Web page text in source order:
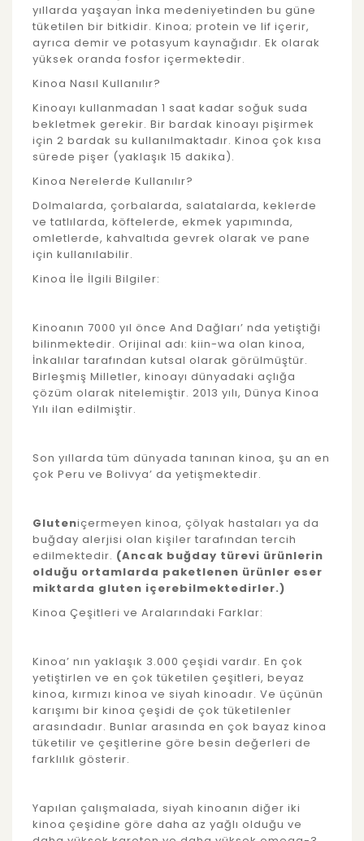
yıllarda yaşayan İnka medeniyetinden bu güne
tüketilen bir bitkidir. Kinoa; protein ve lif içerir,
ayrıca demir ve potasyum kaynağıdır. Ek olarak
yüksek oranda fosfor içermektedir.
Kinoa Nasıl Kullanılır?
Kinoayı kullanmadan 1 saat kadar soğuk suda
bekletmek gerekir. Bir bardak kinoayı pişirmek
için 2 bardak su kullanılmaktadır. Kinoa çok kısa
sürede pişer (yaklaşık 15 dakika).
Kinoa Nerelerde Kullanılır?
Dolmalarda, çorbalarda, salatalarda, keklerde
ve tatlılarda, köftelerde, ekmek yapımında,
omletlerde, kahvaltıda gevrek olarak ve pane
için kullanılabilir.
Kinoa İle İlgili Bilgiler:
Kinoanın 7000 yıl önce And Dağları’ nda yetiştiği
bilinmektedir. Orijinal adı: kiin-wa olan kinoa,
İnkalılar tarafından kutsal olarak görülmüştür.
Birleşmiş Milletler, kinoayı dünyadaki açlığa
çözüm olarak nitelemiştir. 2013 yılı, Dünya Kinoa
Yılı ilan edilmiştir.
Son yıllarda tüm dünyada tanınan kinoa, şu an en
çok Peru ve Bolivya’ da yetişmektedir.
Gluteniçermeyen kinoa, çölyak hastaları ya da
buğday alerjisi olan kişiler tarafından tercih
edilmektedir. (Ancak buğday türevi ürünlerin
olduğu ortamlarda paketlenen ürünler eser
miktarda gluten içerebilmektedirler.)
Kinoa Çeşitleri ve Aralarındaki Farklar:
Kinoa’ nın yaklaşık 3.000 çeşidi vardır. En çok
yetiştirlen ve en çok tüketilen çeşitleri, beyaz
kinoa, kırmızı kinoa ve siyah kinoadır. Ve üçünün
karışımı bir kinoa çeşidi de çok tüketilenler
arasındadır. Bunlar arasında en çok bayaz kinoa
tüketilir ve çeşitlerine göre besin değerleri de
farklılık gösterir.
Yapılan çalışmalada, siyah kinoanın diğer iki
kinoa çeşidine göre daha az yağlı olduğu ve